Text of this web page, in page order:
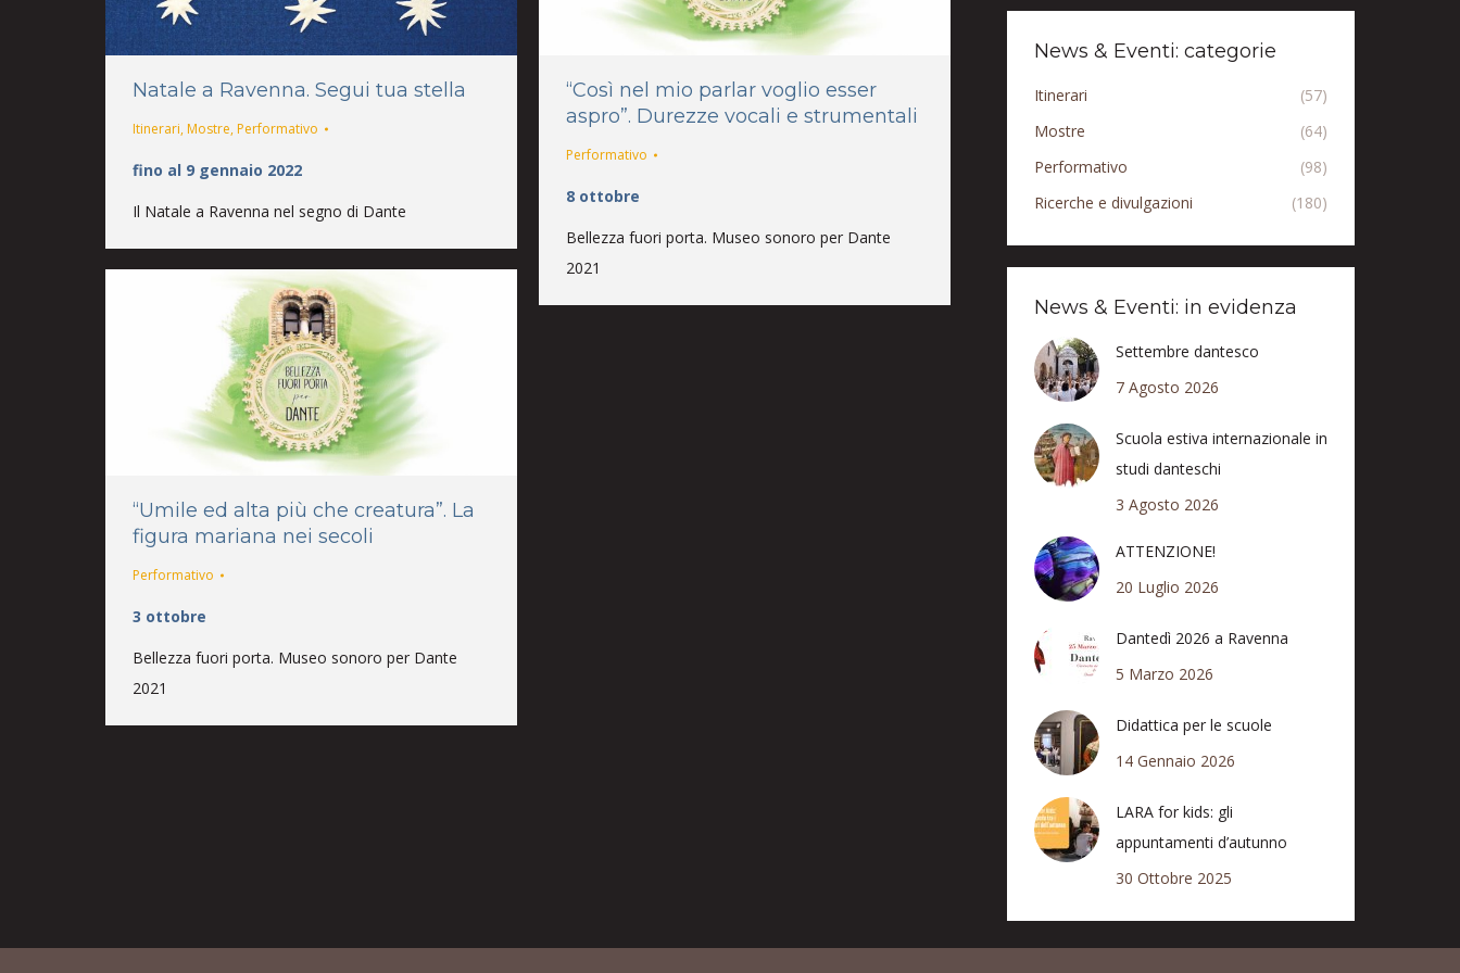
Natale a Ravenna. Segui tua stella
Itinerari, Mostre, Performativo
fino al 9 gennaio 2022
Il Natale a Ravenna nel segno di Dante
“Così nel mio parlar voglio esser
aspro”. Durezze vocali e strumentali
Performativo
8 ottobre
Bellezza fuori porta. Museo sonoro per Dante
2021
“Umile ed alta più che creatura”. La
figura mariana nei secoli
Performativo
3 ottobre
Bellezza fuori porta. Museo sonoro per Dante
2021
News & Eventi: categorie
Itinerari
(57)
Mostre
(64)
Performativo
(98)
Ricerche e divulgazioni
(180)
News & Eventi: in evidenza
Settembre dantesco
7 Agosto 2026
Scuola estiva internazionale in
studi danteschi
3 Agosto 2026
ATTENZIONE!
20 Luglio 2026
Dantedì 2026 a Ravenna
5 Marzo 2026
Didattica per le scuole
14 Gennaio 2026
LARA for kids: gli
appuntamenti d’autunno
30 Ottobre 2025